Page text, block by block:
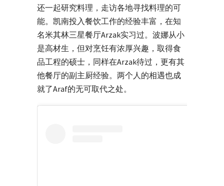
还一起研究料理，走访各地寻找料理的可
能。凯南投入餐饮工作的经验丰富，在知
名米其林三星餐厅Arzak实习过。波娜从小
是高材生，但对烹饪有浓厚兴趣，取得食
品工程的硕士，同样在Arzak待过，更有其
他餐厅的副主厨经验。两个人的相遇也成
就了Araf的无可取代之处。